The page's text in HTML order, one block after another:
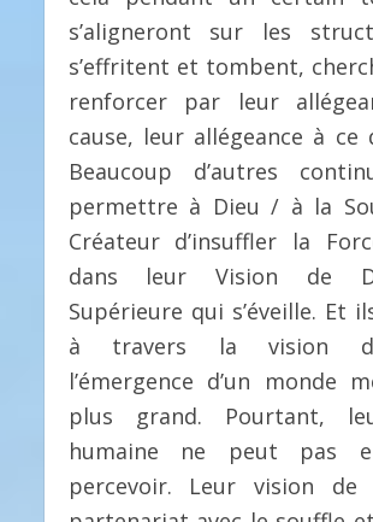
s’aligneront sur les
s’effritent et tombent,
renforcer par leur
cause, leur allégeance à ce
Beaucoup d’autres
permettre à Dieu / à la
Créateur d’insuffler la
dans leur Vision de
Supérieure qui s’éveille. Et
à travers la vision
l’émergence d’un monde
plus grand. Pourtant,
humaine ne peut pas
percevoir. Leur vision de